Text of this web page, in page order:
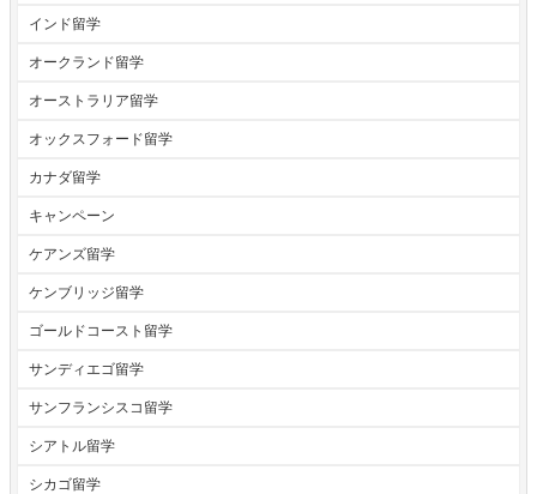
インド留学
オークランド留学
オーストラリア留学
オックスフォード留学
カナダ留学
キャンペーン
ケアンズ留学
ケンブリッジ留学
ゴールドコースト留学
サンディエゴ留学
サンフランシスコ留学
シアトル留学
シカゴ留学